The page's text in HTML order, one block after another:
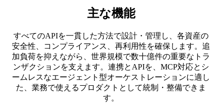
主な機能
すべてのAPIを一貫した方法で設計・管理し、各資産の
安全性、コンプライアンス、再利用性を確保します。追
加負荷を抑えながら、世界規模で数十億件の重要なトラ
ンザクションを支えます。連携とAPIを、MCP対応とシ
ームレスなエージェント型オーケストレーションに適し
た、業務で使えるプロダクトとして統制・整備できま
す。